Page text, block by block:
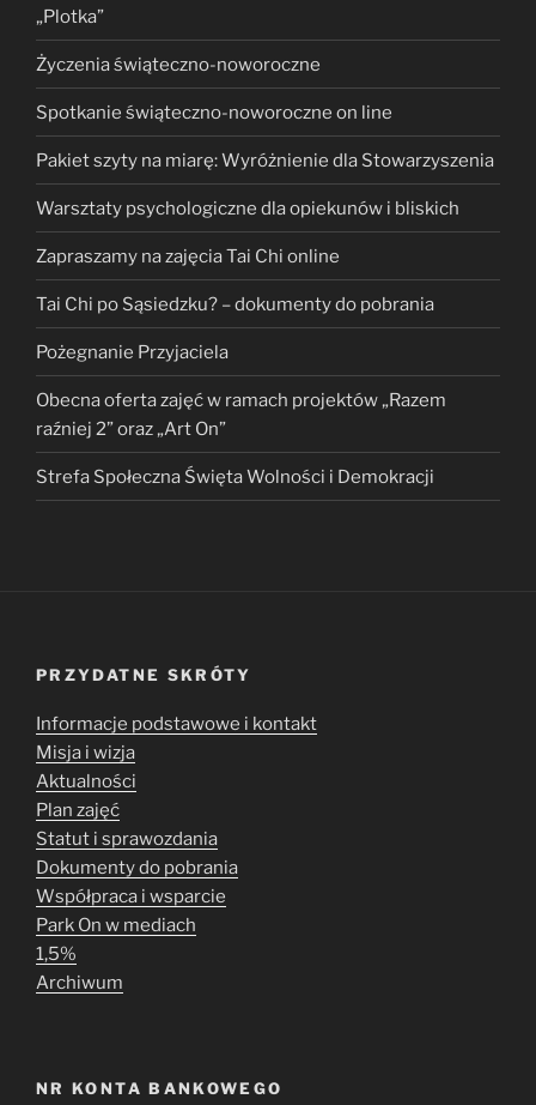
„Plotka”
Życzenia świąteczno-noworoczne
Spotkanie świąteczno-noworoczne on line
Pakiet szyty na miarę: Wyróżnienie dla Stowarzyszenia
Warsztaty psychologiczne dla opiekunów i bliskich
Zapraszamy na zajęcia Tai Chi online
Tai Chi po Sąsiedzku? – dokumenty do pobrania
Pożegnanie Przyjaciela
Obecna oferta zajęć w ramach projektów „Razem
raźniej 2” oraz „Art On”
Strefa Społeczna Święta Wolności i Demokracji
PRZYDATNE SKRÓTY
Informacje podstawowe i kontakt
Misja i wizja
Aktualności
Plan zajęć
Statut i sprawozdania
Dokumenty do pobrania
Współpraca i wsparcie
Park On w mediach
1,5%
Archiwum
NR KONTA BANKOWEGO